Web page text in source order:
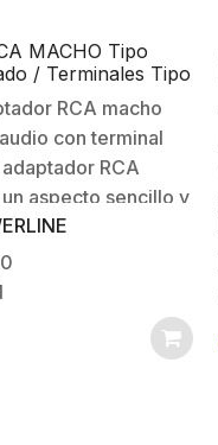
MACHO Tipo
/ Terminales Tipo
(+/-) /
para Video y
de CCTV a 2
RCA macho
con terminal
RCA
un aspecto sencillo y
cableado más
para la instalación
cámaras de
etc., también